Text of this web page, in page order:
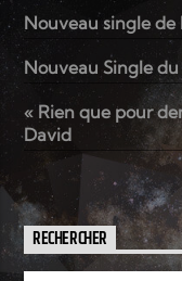
Nouveau single
Nouveau Single
« Rien que pour
David
RECHERCHER